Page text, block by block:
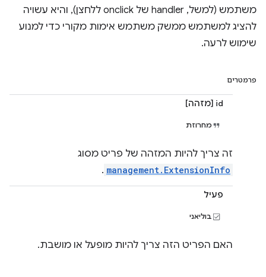
משתמש (למשל, handler של onclick ללחצן), והיא עשויה
להציג למשתמש ממשק משתמש אימות מקורי כדי למנוע
שימוש לרעה.
פרמטרים
id [מזהה]
מחרוזת
זה צריך להיות המזהה של פריט מסוג
management.ExtensionInfo
.
פעיל
בוליאני
האם הפריט הזה צריך להיות מופעל או מושבת.